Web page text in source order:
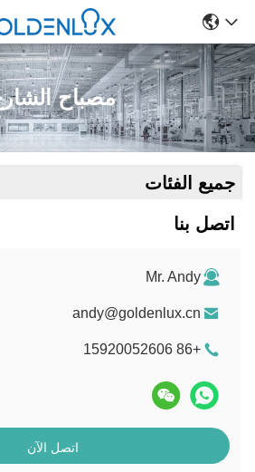
مصباح
جميع الفئات
اتصل بنا
Mr. Andy
andy@goldenlux.cn
+86 15920052606
اتصل الآن